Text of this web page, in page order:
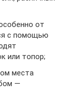
от
с помощью
или топор;
места
—